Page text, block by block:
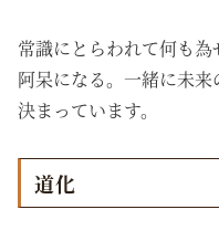
常識にとらわれて何も
阿呆になる。 一緒に未来
決まっています。
道化